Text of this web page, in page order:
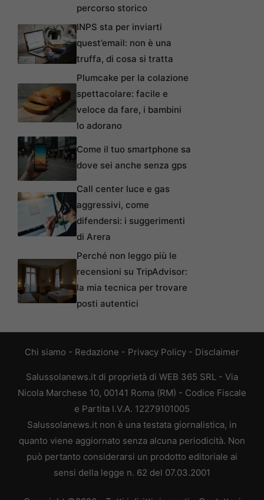
percorso storico
INPS sta per inviarti
quest’email: non è una
truffa, di cosa si tratta
Plumcake per la colazione
spettacolare: facile e
veloce da fare, i bambini
lo adorano
Come il tuo smartphone sa
dove sei anche senza gps
Call center luce e gas
aggressivi, come
difendersi: i suggerimenti
di Arera
Perché non leggo più le
recensioni su TripAdvisor:
la mia tecnica per trovare
posti autentici
Chi siamo - Redazione - Privacy Policy - Disclaimer
Salussolanews.it di proprietà di WEB 365 SRL - Via
Nicola Marchese 10, 00141 Roma (RM) - Codice Fiscale
e Partita I.V.A. 12279101005
Salussolanews.it non è una testata giornalistica, in
quanto viene aggiornato senza alcuna periodicità. Non
può pertanto considerarsi un prodotto editoriale ai
sensi della legge n. 62 del 07.03.2001